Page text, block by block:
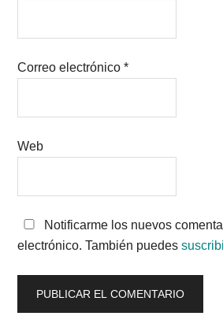
Correo electrónico*
Web
Notificarme los nuevos
electrónico. También puedes